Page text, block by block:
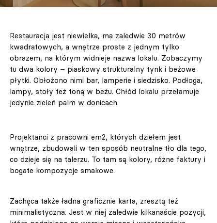
Restauracja jest niewielka, ma zaledwie 30 metrów
kwadratowych, a wnętrze proste z jednym tylko
obrazem, na którym widnieje nazwa lokalu. Zobaczymy
tu dwa kolory – piaskowy strukturalny tynk i beżowe
płytki. Obłożono nimi bar, lamperie i siedzisko. Podłoga,
lampy, stoły też toną w beżu. Chłód lokalu przełamuje
jedynie zieleń palm w donicach.
Projektanci z pracowni em2, których dziełem jest
wnętrze, zbudowali w ten sposób neutralne tło dla tego,
co dzieje się na talerzu. To tam są kolory, różne faktury i
bogate kompozycje smakowe.
Zachęca także ładna graficznie karta, zresztą też
minimalistyczna. Jest w niej zaledwie kilkanaście pozycji,